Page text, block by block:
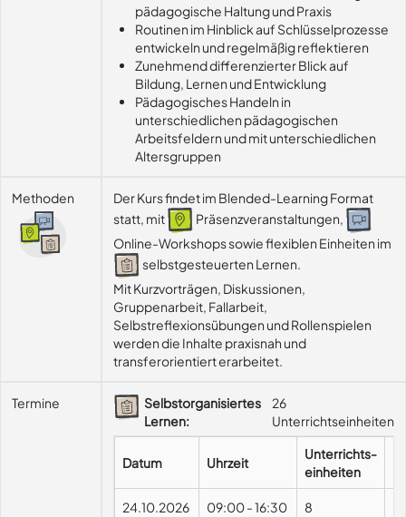
pädagogische Haltung und Praxis
Routinen im Hinblick auf Schlüsselprozesse
entwickeln und regelmäßig reflektieren
Zunehmend differenzierter Blick auf
Bildung, Lernen und Entwicklung
Pädagogisches Handeln in
unterschiedlichen pädagogischen
Arbeitsfeldern und mit unterschiedlichen
Altersgruppen
Methoden
Der Kurs findet im Blended-Learning Format
statt, mit
Präsenzveranstaltungen,
Online-Workshops sowie flexiblen Einheiten im
selbstgesteuerten Lernen.
Mit Kurzvorträgen, Diskussionen,
Gruppenarbeit, Fallarbeit,
Selbstreflexionsübungen und Rollenspielen
werden die Inhalte praxisnah und
transferorientiert erarbeitet.
Termine
Selbstorganisiertes
Lernen:
26
Unterrichtseinheiten
Datum Uhrzeit
Unterrichts-
einheiten
24.10.2026 09:00-16:30 8